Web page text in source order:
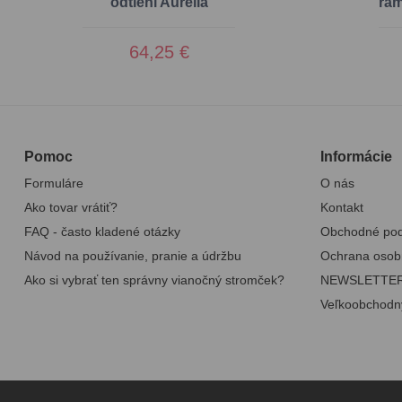
64,25 €
Pomoc
Formuláre
Ako tovar vrátiť?
FAQ - často kladené otázky
Návod na používanie, pranie a údržbu
Ako si vybrať ten správny vianočný stromček?
Informácie
O nás
Kontakt
Obchodné
Ochrana